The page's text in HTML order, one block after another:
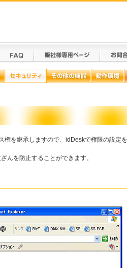
を継承しますので、idDeskで権限の設定
んを防止することができます。